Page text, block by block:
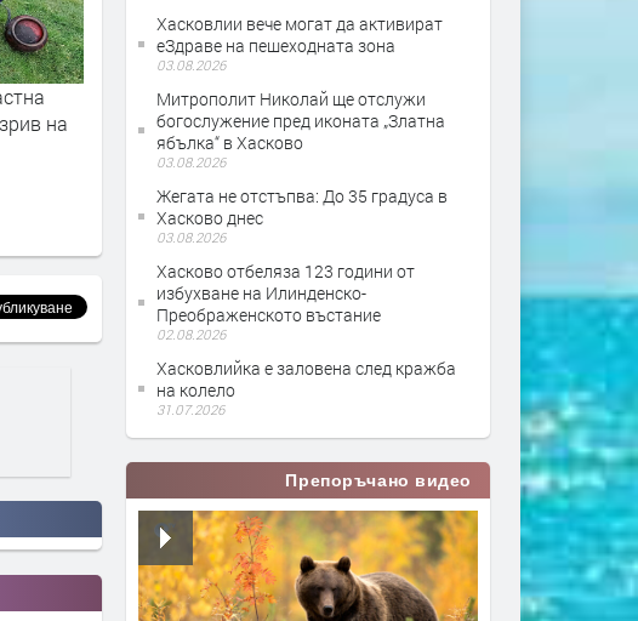
от
Рибари от Кърджали, Хасково,
Пловдив и София са готови да
излязат на протест, заради
рибата в язовир „Студен
кладенец“
Кирил Петков и Асен
посещение в Хасково
Хасковлии вече могат да активират
еЗдраве на пешеходната зона
03.08.2026
Митрополит Николай ще отслужи
богослужение пред иконата „Златна
ябълка“ в Хасково
03.08.2026
Жегата не отстъпва: До 35 градуса в
Хасково днес
03.08.2026
Хасково отбеляза 123 години от
избухване на Илинденско-
Преображенското въстание
02.08.2026
Хасковлийка е заловена след кражба
на колело
31.07.2026
Препоръчано видео